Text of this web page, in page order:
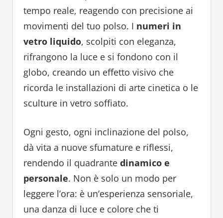
tempo reale, reagendo con precisione ai
movimenti del tuo polso. I numeri in
vetro liquido, scolpiti con eleganza,
rifrangono la luce e si fondono con il
globo, creando un effetto visivo che
ricorda le installazioni di arte cinetica o le
sculture in vetro soffiato.
Ogni gesto, ogni inclinazione del polso,
dà vita a nuove sfumature e riflessi,
rendendo il quadrante dinamico e
personale. Non è solo un modo per
leggere l’ora: è un’esperienza sensoriale,
una danza di luce e colore che ti